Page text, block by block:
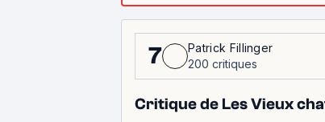
7
Patrick Fillinger
200 critiques
Critique de Les Vieux